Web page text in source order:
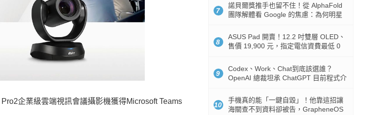
企業級雲端視訊會議攝影機獲得Microsoft Teams
7
諾貝爾獎推手也留不住！從 AlphaFold
團隊解體看 Google 的焦慮：為何明星
8
ASUS Pad 開賣！12.2 吋雙層 OLED、
售價 19,900 元，指定電信資費最低 0
9
Codex、Work、Chat到底該選誰？
OpenAI 總裁坦承 ChatGPT 目前程式介
10
手機真的能「一鍵自毀」！他靠這招讓
海關查不到資料卻被告，GrapheneOS